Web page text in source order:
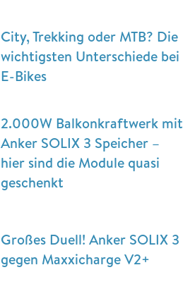
City, Trekking oder MTB? Die
wichtigsten Unterschiede bei
E-Bikes
2.000W Balkonkraftwerk mit
Anker SOLIX 3 Speicher –
hier sind die Module quasi
geschenkt
Großes Duell! Anker SOLIX 3
gegen Maxxicharge V2+